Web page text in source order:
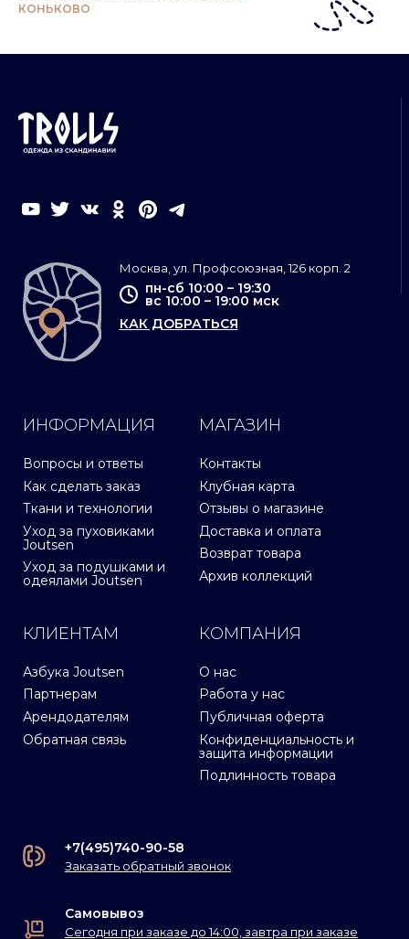
КОНЬКОВО
ИНФОРМАЦИЯ
Вопросы и ответы
Как сделать заказ
Ткани и технологии
Уход за пуховиками
Joutsen
Уход за подушками и
одеялами Joutsen
МАГАЗИН
Контакты
Клубная карта
Отзывы о магазине
Доставка и оплата
Возврат товара
Архив коллекций
КЛИЕНТАМ
Азбука Joutsen
Партнерам
Арендодателям
Обратная связь
КОМПАНИЯ
О нас
Работа у нас
Публичная оферта
Конфиденциальность и
защита информации
Подлинность товара
Москва, ул. Профсоюзная, 126 корп. 2
пн-сб 10:00 – 19:30
вс 10:00 – 19:00 мск
КАК ДОБРАТЬСЯ
+7(495)740-90-58
Заказать обратный звонок
Самовывоз
Сегодня при заказе до 14:00, завтра при заказе